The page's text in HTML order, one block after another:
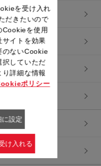
を受け入れ
だきたいので
Cookieを使用
イトを効果
のないCookie
択していただ
り詳細な情報
ポリシー
設定
け入れる